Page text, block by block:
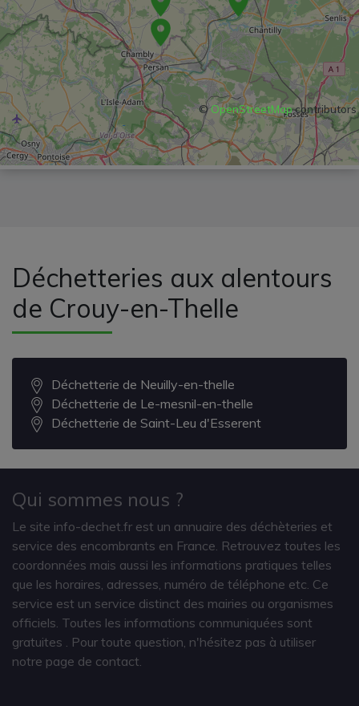
©OpenStreetMapcontributors
Déchetteries aux alentours
de Crouy-en-Thelle
Déchetterie de Neuilly-en-thelle
Déchetterie de Le-mesnil-en-thelle
Déchetterie de Saint-Leu d'Esserent
Qui sommes nous ?
Le site info-dechet.fr est un annuaire des déchèteries et
service des encombrants en France. Retrouvez toutes les
coordonnées mais aussi les informations pratiques telles
que les horaires, adresses, numéro de téléphone etc. Ce
service est un service distinct des mairies ou organismes
officiels. Toutes les informations communiquées sont
gratuites
. Pour toute question, n'hésitez pas à utiliser
notre page de contact.